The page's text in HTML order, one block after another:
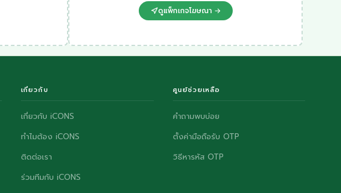
ดูแพ็กเกจโฆษณา →
เกี่ยวกับ
เกี่ยวกับ iCONS
ทำไมต้อง iCONS
ติดต่อเรา
ร่วมทีมกับ iCONS
ศูนย์ช่วยเหลือ
คำถามพบบ่อย
ตั้งค่ามือถือรับ OTP
วิธีหารหัส OTP